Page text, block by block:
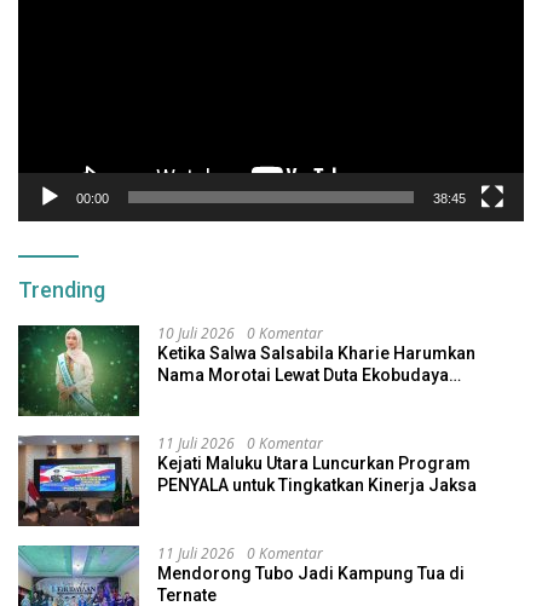
00:00 38:45
Trending
10 Juli 2026 0 Komentar
Ketika Salwa Salsabila Kharie Harumkan
Nama Morotai Lewat Duta Ekobudaya
11 Juli 2026 0 Komentar
Kejati Maluku Utara Luncurkan Program
PENYALA untuk Tingkatkan Kinerja Jaksa
11 Juli 2026 0 Komentar
Mendorong Tubo Jadi Kampung Tua di
Ternate